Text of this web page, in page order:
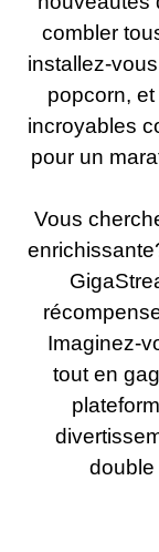
combler
installez-
popcorn,
incroyables
pour un
Vous
Imaginez-
tout en